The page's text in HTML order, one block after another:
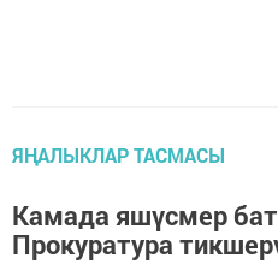
ЯҢАЛЫКЛАР ТАСМАСЫ
Камада яшүсмер
Прокуратура